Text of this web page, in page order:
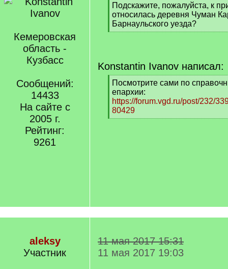
Кемеровская
область -
Кузбасс
Сообщений:
14433
На сайте с
2005 г.
Рейтинг:
9261
[
q
]
Подскажите, пожалуйста, к
относилась деревня Чуман
Барнаульского уезда?
[
Konstantin Ivanov написал:
[
q
]
Посмотрите сами по
епархии:
https://forum.vgd.ru/post/232/
80429
[
aleksy
Участник
11 мая 2017 15:31
11 мая 2017 19:03